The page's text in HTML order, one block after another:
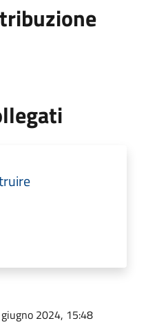
2024, 15:48